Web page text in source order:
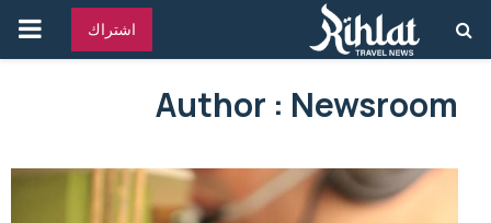
اشتراك
Author : Newsroom